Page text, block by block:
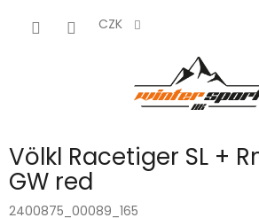
CZK
Völkl Racetiger SL +
GW red
2400875_00089_165